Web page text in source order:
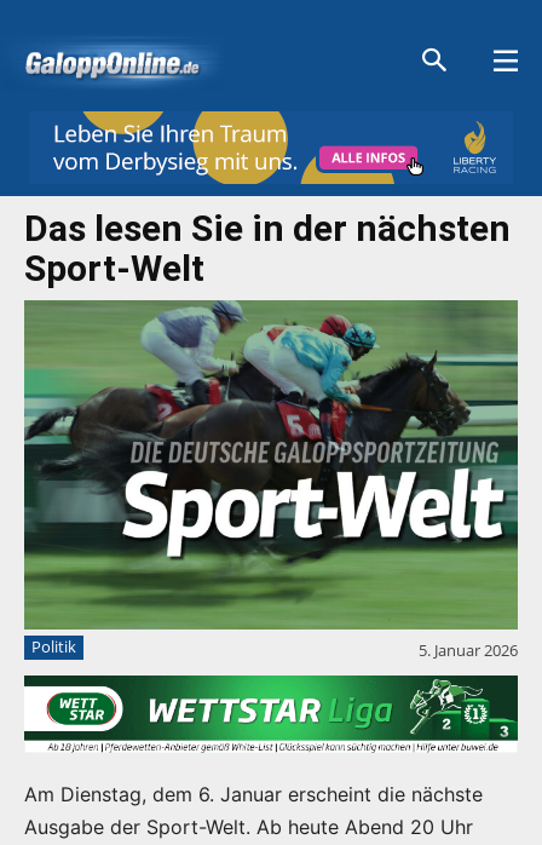
Das lesen Sie in der nächsten
Sport-Welt
Politik 5. Januar 2026
Am Dienstag, dem 6. Januar erscheint die nächste
Ausgabe der Sport-Welt. Ab heute Abend 20 Uhr